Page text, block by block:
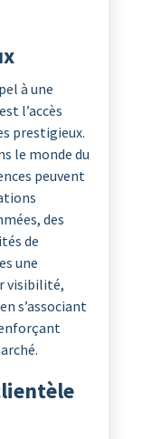
à une
l’accès
prestigieux.
le monde du
peuvent
des
de
une
visibilité,
s’associant